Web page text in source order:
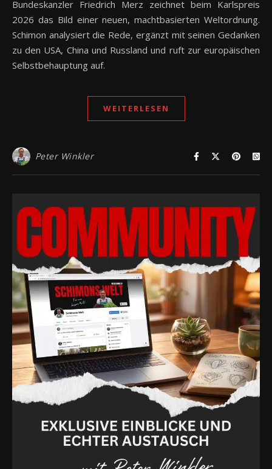
Bundeskanzler Friedrich Merz zeichnet beim Karlspreis
2026 das Bild einer neuen, machtbasierten Weltordnung.
Schimon analysiert die Rede, ergänzt mit seinen Gedanken
zu den USA, China und Russland und ruft zur europäischen
Selbstbehauptung auf.
WEITERLESEN
Peter Winkler